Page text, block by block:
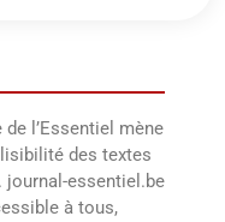
l’Essentiel mène
des textes
essentiel.be
à tous,